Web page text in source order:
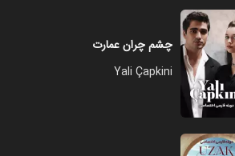
چشم چران عمارت
Yali Çapkini